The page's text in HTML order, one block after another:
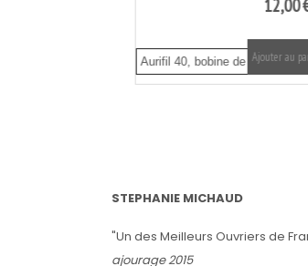
STEPHANIE MICHAUD
"Un des Meilleurs Ouvriers de
ajourage 2015